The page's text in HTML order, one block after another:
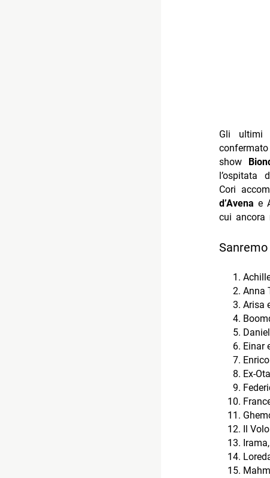
Gli ultimi
show
l’ospitata
Cori
d’Avena e
cui ancora
Anna
Arisa
Einar
Ex-
Il